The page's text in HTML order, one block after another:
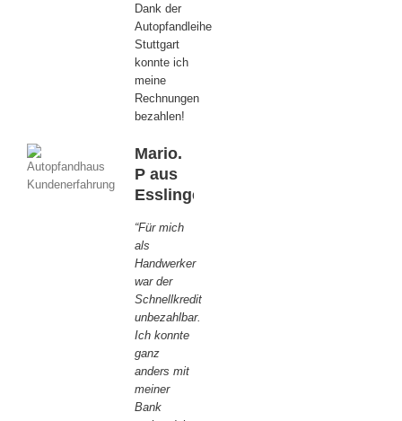
Dank der
Autopfandleihe
Stuttgart
konnte ich
meine
Rechnungen
bezahlen!
Mario.
P aus
Esslingen
“Für mich
als
Handwerker
war der
Schnellkredit
unbezahlbar.
Ich konnte
ganz
anders mit
meiner
Bank